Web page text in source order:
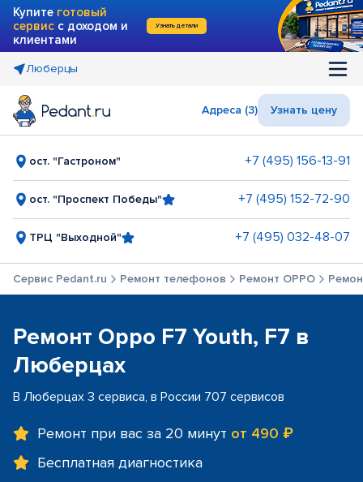
Купите готовый
сервис с доходом и
клиентами
Узнать детали
Люберцы
Адреса (3) Узнать цену
ост. "Гастроном" +7 (495) 156-13-91
ост. "Проспект Победы" +7 (495) 152-72-90
ТРЦ "Выходной" +7 (495) 032-48-07
Сервис Pedant.ru Ремонт телефонов Ремонт OPPO
Ремонт Oppo F7 Youth, F7 в
Люберцах
В Люберцах 3 сервиса, в России 707 сервисов
Ремонт при вас за 20 минут от 490 ₽
Бесплатная диагностика